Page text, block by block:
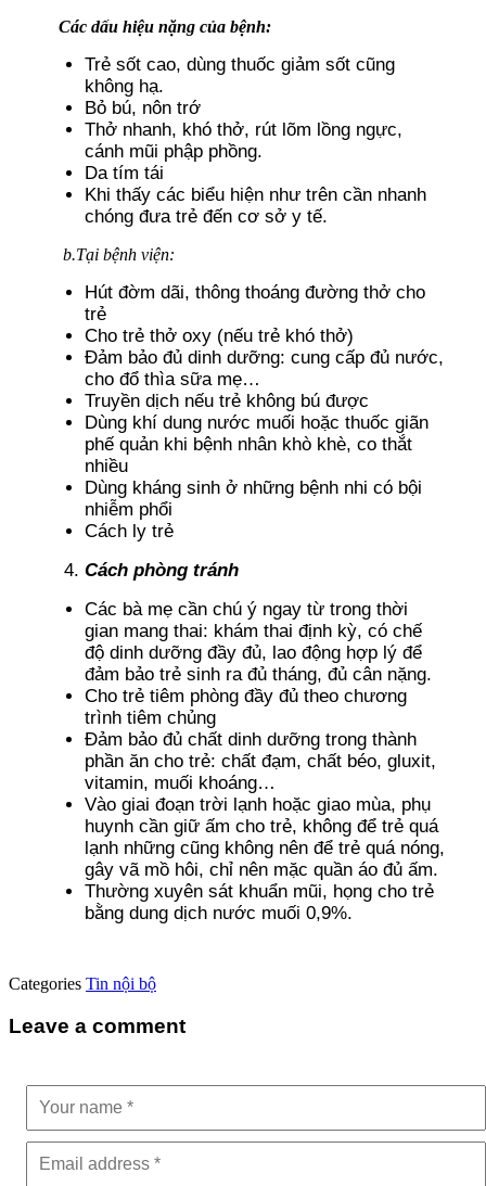
Các dấu hiệu nặng của bệnh:
Trẻ sốt cao, dùng thuốc giảm sốt cũng
không hạ.
Bỏ bú, nôn trớ
Thở nhanh, khó thở, rút lõm lồng ngực,
cánh mũi phập phồng.
Da tím tái
Khi thấy các biểu hiện như trên cần nhanh
chóng đưa trẻ đến cơ sở y tế.
b.Tại bệnh viện:
Hút đờm dãi, thông thoáng đường thở cho
trẻ
Cho trẻ thở oxy (nếu trẻ khó thở)
Đảm bảo đủ dinh dưỡng: cung cấp đủ nước,
cho đổ thìa sữa mẹ…
Truyền dịch nếu trẻ không bú được
Dùng khí dung nước muối hoặc thuốc giãn
phế quản khi bệnh nhân khò khè, co thắt
nhiều
Dùng kháng sinh ở những bệnh nhi có bội
nhiễm phổi
Cách ly trẻ
Cách phòng tránh
Các bà mẹ cần chú ý ngay từ trong thời
gian mang thai: khám thai định kỳ, có chế
độ dinh dưỡng đầy đủ, lao động hợp lý để
đảm bảo trẻ sinh ra đủ tháng, đủ cân nặng.
Cho trẻ tiêm phòng đầy đủ theo chương
trình tiêm chủng
Đảm bảo đủ chất dinh dưỡng trong thành
phần ăn cho trẻ: chất đạm, chất béo, gluxit,
vitamin, muối khoáng…
Vào giai đoạn trời lạnh hoặc giao mùa, phụ
huynh cần giữ ấm cho trẻ, không để trẻ quá
lạnh những cũng không nên để trẻ quá nóng,
gây vã mồ hôi, chỉ nên mặc quần áo đủ ấm.
Thường xuyên sát khuẩn mũi, họng cho trẻ
bằng dung dịch nước muối 0,9%.
Categories Tin nội bộ
Leave a comment